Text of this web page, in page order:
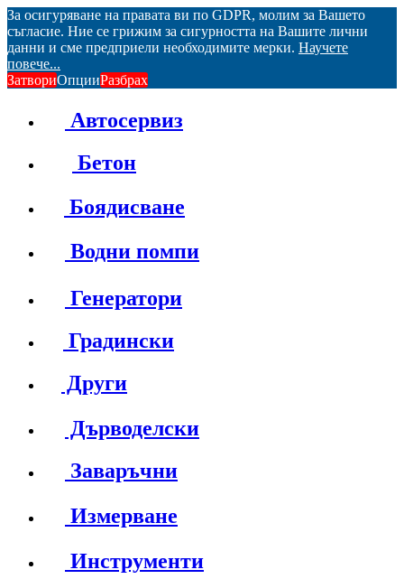
За осигуряване на правата ви по GDPR, молим за Вашето
съгласие. Ние се грижим за сигурността на Вашите лични
данни и сме предприели необходимите мерки. Научете
повече...
ЗатвориОпцииРазбрах
Автосервиз
Бетон
Боядисване
Водни помпи
Генератори
Градински
Други
Дърводелски
Заваръчни
Измерване
Инструменти